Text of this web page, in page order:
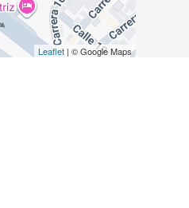
Leaflet| © Google Maps